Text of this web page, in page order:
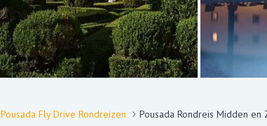
Pousada Fly Drive Rondreizen Pousada Rondreis Midden en